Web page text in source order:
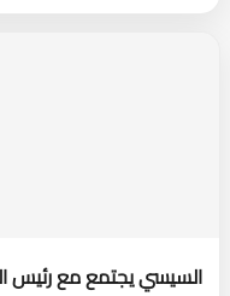
السيسي يجتمع مع رئيس